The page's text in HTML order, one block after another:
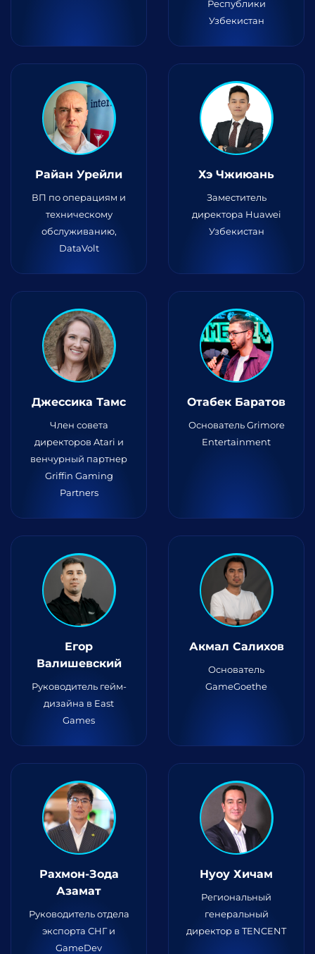
Республики
Узбекистан
Райан Урейли
ВП по операциям и
техническому
обслуживанию,
DataVolt
Хэ Чжиюань
Заместитель
директора Huawei
Узбекистан
Джессика Тамс
Член совета
директоров Atari и
венчурный партнер
Griffin Gaming
Partners
Отабек Баратов
Основатель Grimore
Entertainment
Егор
Валишевский
Руководитель гейм-
дизайна в East
Games
Акмал Салихов
Основатель
GameGoethe
Рахмон-Зода
Азамат
Руководитель отдела
экспорта СНГ и
GameDev
Нуоу Хичам
Региональный
генеральный
директор в TENCENT